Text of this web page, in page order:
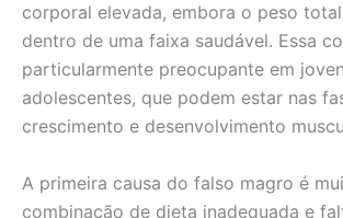
corporal elevada, embora o peso
dentro de uma faixa saudável. Essa
particularmente preocupante em
adolescentes, que podem estar nas
crescimento e desenvolvimento
A primeira causa do falso magro é
combinação de dieta inadequada e